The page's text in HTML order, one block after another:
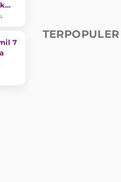
7
TERPOPULER